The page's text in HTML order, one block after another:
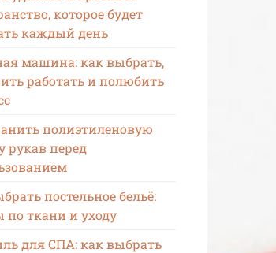
которое будет
каждый день
машина: как выбрать,
работать и полюбить
полиэтиленовую
рукав перед
постельное бельё:
по ткани и уходу
для СПА: как выбрать